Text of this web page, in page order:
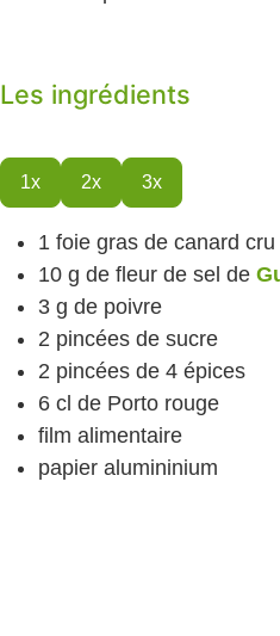
Les ingrédients
1x 2x 3x
1 foie gras de canard cru
10 g de fleur de sel de
3 g de poivre
2 pincées de sucre
2 pincées de 4 épices
6 cl de Porto rouge
film alimentaire
papier alumininium